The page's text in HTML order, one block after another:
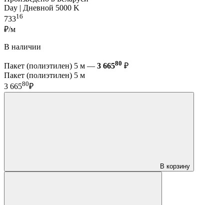
Day | Дневной 5000 K
73316
₽/м
В наличии
Пакет (полиэтилен) 5 м — 3 66580 ₽
Пакет (полиэтилен) 5 м
3 66580₽
В корзину